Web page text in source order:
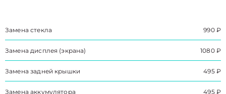
Замена стекла 990 ₽
Замена дисплея (экрана) 1080 ₽
Замена задней крышки 495 ₽
Замена аккумулятора 495 ₽